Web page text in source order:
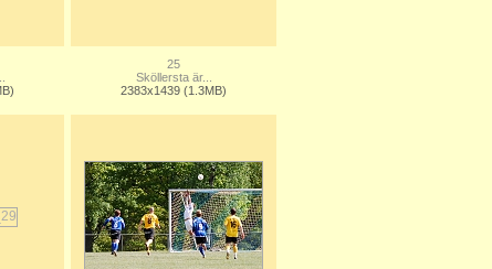
25
Sköllersta är...
2383x1439 (1.3MB)